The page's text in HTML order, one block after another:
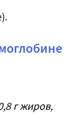
г жиров,